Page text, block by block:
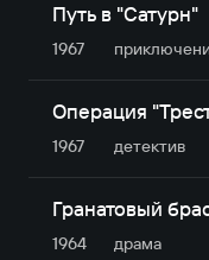
Путь в "Сатурн"
1967
Операция
1967 детектив
Гранатовый
1964 драма